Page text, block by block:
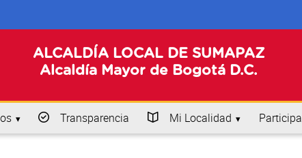
ALCALDÍA LOCAL DE SUMAPAZ
Alcaldía Mayor de Bogotá D.C.
Transparencia Mi Localidad Participa